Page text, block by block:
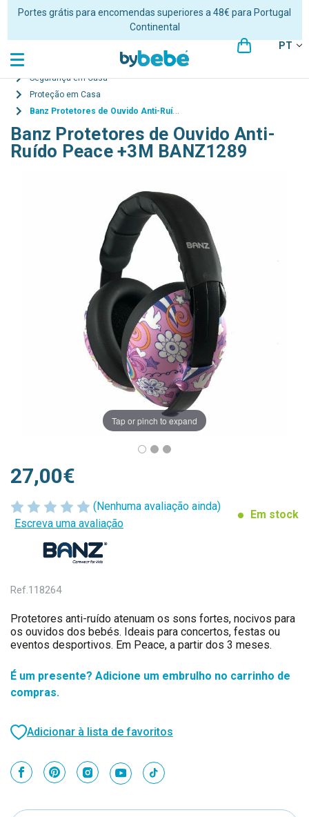
Portes grátis para encomendas superiores a 48€ para Portugal
Continental
PT
Segurança em Casa
Proteção em Casa
Banz Protetores de Ouvido Anti-Ruído Peace +3M BANZ1289
Banz Protetores de Ouvido Anti-
Ruído Peace +3M BANZ1289
Tap or pinch to expand
(Nenhuma avaliação ainda)
Escreva uma avaliação
Em stock
27,00€
Ref.118264
Protetores anti-ruído atenuam os sons fortes, nocivos para
os ouvidos dos bebés. Ideais para concertos, festas ou
eventos desportivos. Em Peace, a partir dos 3 meses.
É um presente? Adicione um embrulho no carrinho de
compras.
Adicionar à lista de favoritos